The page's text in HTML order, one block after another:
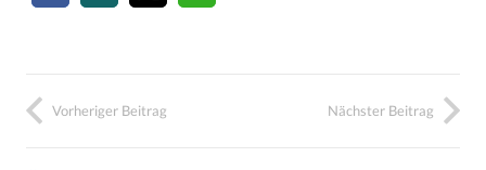
Vorheriger Beitrag Nächster Beitrag